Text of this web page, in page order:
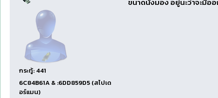
กระทู้: 441
6C84B61A & :6DD859D5 (สไปเด
อร์แมน)